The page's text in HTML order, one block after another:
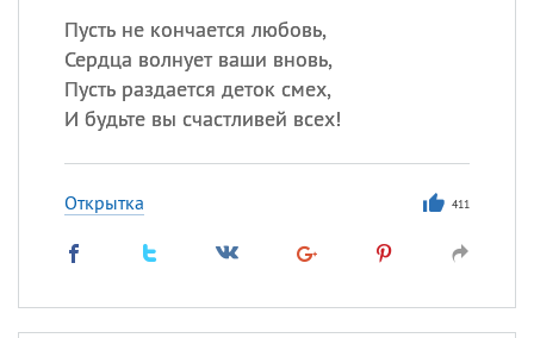
Пусть не кончается любовь,
Сердца волнует ваши вновь,
Пусть раздается деток смех,
И будьте вы счастливей всех!
Открытка 411